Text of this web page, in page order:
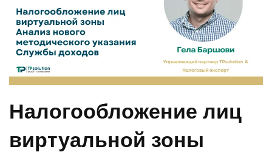
Налогообложение лиц
виртуальной зоны